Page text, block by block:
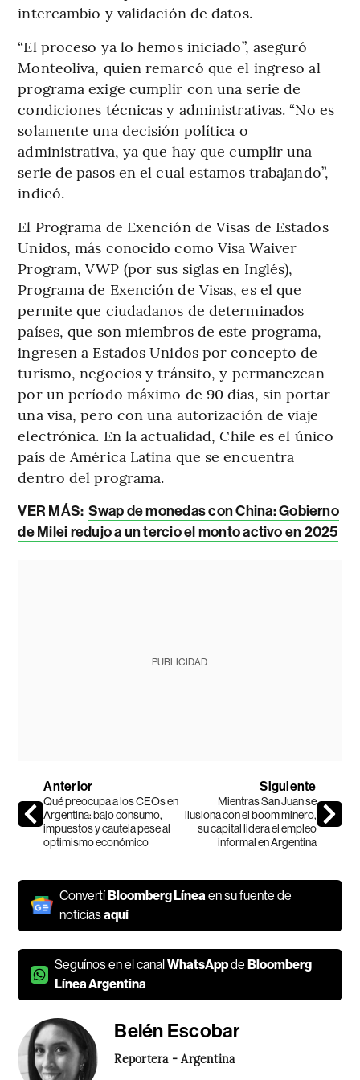
intercambio y validación de datos.
“El proceso ya lo hemos iniciado”, aseguró
Monteoliva, quien remarcó que el ingreso al
programa exige cumplir con una serie de
condiciones técnicas y administrativas. “No es
solamente una decisión política o
administrativa, ya que hay que cumplir una
serie de pasos en el cual estamos trabajando”,
indicó.
El Programa de Exención de Visas de Estados
Unidos, más conocido como Visa Waiver
Program, VWP (por sus siglas en Inglés),
Programa de Exención de Visas, es el que
permite que ciudadanos de determinados
países, que son miembros de este programa,
ingresen a Estados Unidos por concepto de
turismo, negocios y tránsito, y permanezcan
por un período máximo de 90 días, sin portar
una visa, pero con una autorización de viaje
electrónica. En la actualidad, Chile es el único
país de América Latina que se encuentra
dentro del programa.
VER MÁS: Swap de monedas con China: Gobierno
de Milei redujo a un tercio el monto activo en 2025
PUBLICIDAD
Anterior
Qué preocupa a los CEOs en
Argentina: bajo consumo,
impuestos y cautela pese al
optimismo económico
Siguiente
Mientras San Juan se
ilusiona con el boom minero,
su capital lidera el empleo
informal en Argentina
ConvertíBloomberg Línea en su fuente de
noticiasaquí
Seguínos en el canalWhatsAppdeBloomberg
Línea Argentina
Belén Escobar
Reportera - Argentina